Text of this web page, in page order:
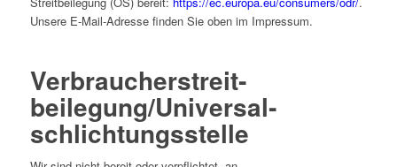
Unsere E-Mail-Adresse finden Sie oben im Impressum.
Verbraucher­streit­
beilegung/Universal­
schlichtungs­stelle